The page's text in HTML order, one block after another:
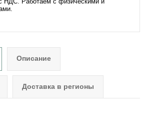
Описание
Доставка в регионы